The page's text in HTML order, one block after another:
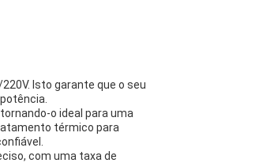
Isto garante que o seu
o ideal para uma
térmico para
com uma taxa de